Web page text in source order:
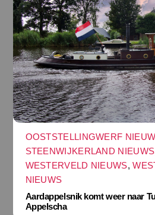
OOSTSTELLINGWERF
STEENWIJKERLAND NIEUWS
WESTERVELD NIEUWS,
NIEUWS
Aardappelsnik komt weer naar
Appelscha